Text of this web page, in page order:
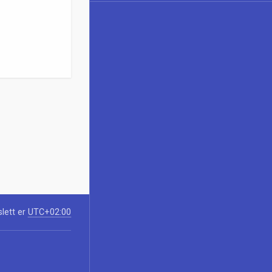
er UTC+02:00